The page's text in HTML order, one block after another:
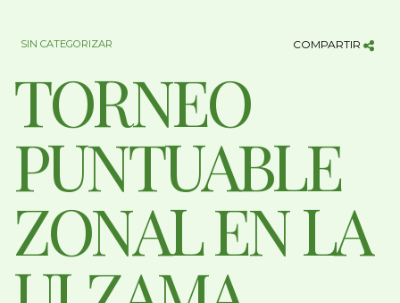
SIN CATEGORIZAR COMPARTIR
TORNEO
PUNTUABLE
ZONAL EN LA